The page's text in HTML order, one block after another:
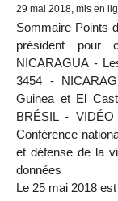
29 mai 2018, mis en
Sommaire Points
président pour
NICARAGUA -
3454 -
Guinea et El
BRÉSIL -
Conférence
et défense de la
données
Le 25 mai 2018